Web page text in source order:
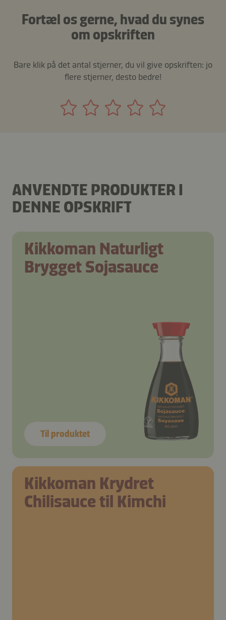
Fortæl os gerne, hvad du synes
om opskriften
Bare klik på det antal stjerner, du vil give opskriften: jo
flere stjerner, desto bedre!
ANVENDTE PRODUKTER I
DENNE OPSKRIFT
Kikkoman Naturligt
Brygget Sojasauce
Til produktet
Kikkoman Krydret
Chilisauce til Kimchi